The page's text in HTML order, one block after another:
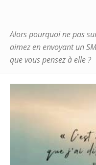
Alors pourquoi ne pas
aimez en envoyant un
que vous pensez à elle ?